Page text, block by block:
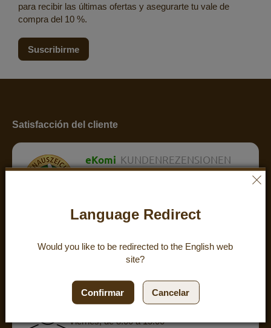
para recibir las últimas ofertas y asegurarte tu vale de
compra del 10 %.
Suscribirme
Satisfacción del cliente
eKomi KUNDENREZENSIONEN
¿Tienes alguna pregunta? Te
personalizado por teléfono.
Viernes, de 8:00 a 15:00
Language Redirect
Would you like to be redirected to the English web
site?
Confirmar Cancelar